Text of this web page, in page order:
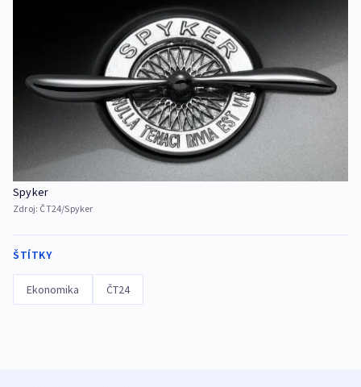
Spyker
Zdroj: ČT24/Spyker
ŠTÍTKY
Ekonomika ČT24